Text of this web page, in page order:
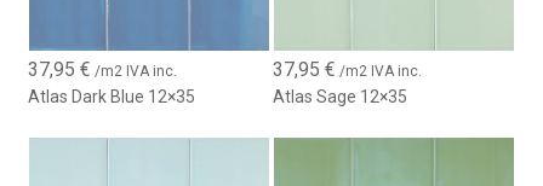
37,95€ /m2 IVA inc.
Atlas Dark Blue 12×35
37,95 € /m2 IVA inc.
Atlas Sage 12×35